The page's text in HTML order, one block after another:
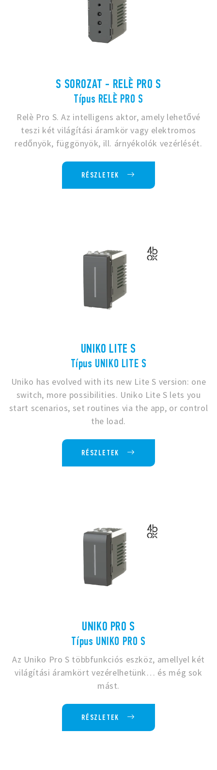
S SOROZAT - RELÈ PRO S
Típus RELÈ PRO S
Relè Pro S. Az intelligens aktor, amely lehetővé
teszi két világítási áramkör vagy elektromos
redőnyök, függönyök, ill. árnyékolók vezérlését.
RÉSZLETEK
UNIKO LITE S
Típus UNIKO LITE S
Uniko has evolved with its new Lite S version: one
switch, more possibilities. Uniko Lite S lets you
start scenarios, set routines via the app, or control
the load.
RÉSZLETEK
UNIKO PRO S
Típus UNIKO PRO S
Az Uniko Pro S többfunkciós eszköz, amellyel két
világítási áramkört vezérelhetünk… és még sok
mást.
RÉSZLETEK